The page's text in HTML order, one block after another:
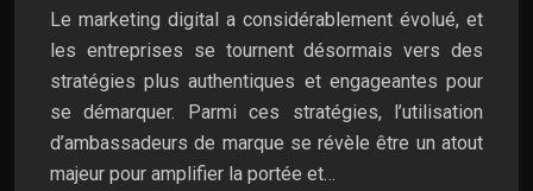
Le marketing digital a considérablement évolué, et
les entreprises se tournent désormais vers des
stratégies plus authentiques et engageantes pour
se démarquer. Parmi ces stratégies, l’utilisation
d’ambassadeurs de marque se révèle être un atout
majeur pour amplifier la portée et…